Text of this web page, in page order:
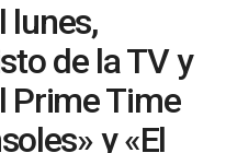
lunes,
de la TV y
Prime Time
y «El